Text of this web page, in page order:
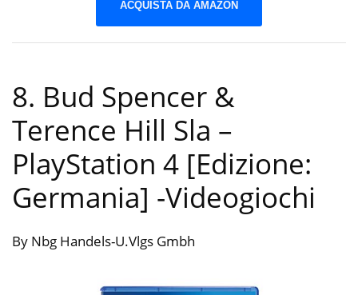
ACQUISTA DA AMAZON
8. Bud Spencer &
Terence Hill Sla –
PlayStation 4 [Edizione:
Germania] -Videogiochi
By Nbg Handels-U.Vlgs Gmbh